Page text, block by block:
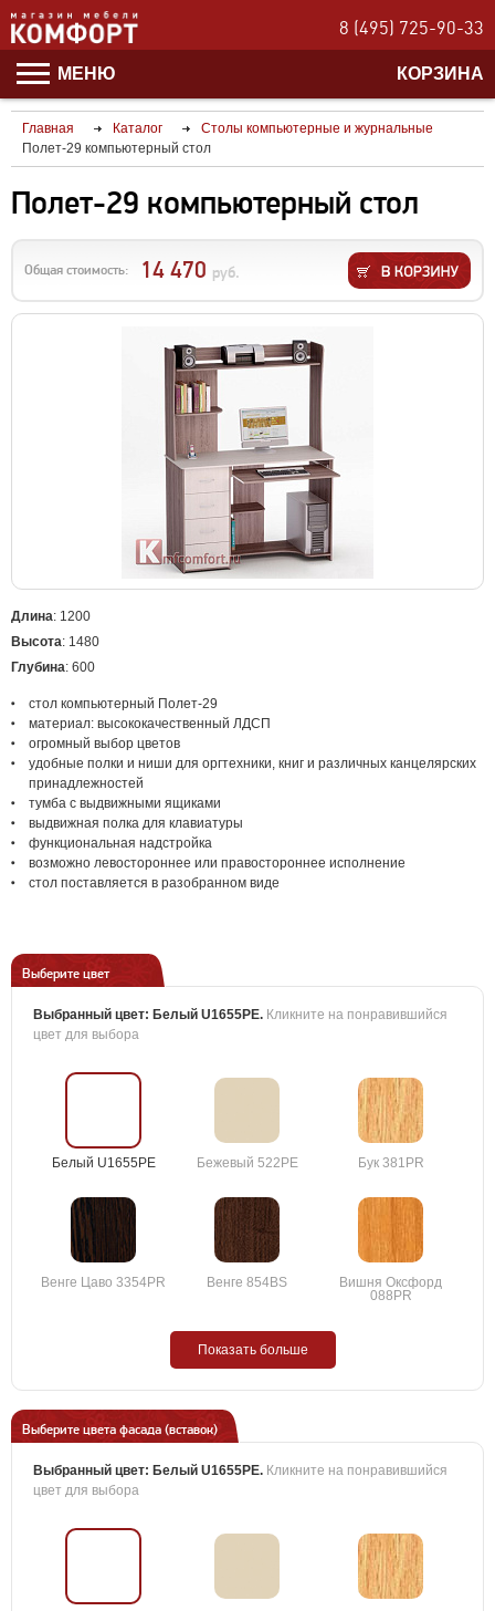
8 (495) 725-90-33
МЕНЮ КОРЗИНА
Главная Каталог
Столы компьютерные и журнальные
Полет-29 компьютерный стол
Полет-29 компьютерный стол
Общая стоимость: 14 470 руб.
Длина: 1200
Высота: 1480
Глубина: 600
стол компьютерный Полет-29
материал: высококачественный ЛДСП
огромный выбор цветов
удобные полки и ниши для оргтехники, книг и различных канцелярских
принадлежностей
тумба с выдвижными ящиками
выдвижная полка для клавиатуры
функциональная надстройка
возможно левостороннее или правостороннее исполнение
стол поставляется в разобранном виде
Выберите цвет
Выбранный цвет: Белый U1655PE. Кликните на понравившийся
цвет для выбора
Белый U1655PE Бежевый 522PE Бук 381PR
Венге Цаво 3354PR Венге 854BS
Вишня Оксфорд
088PR
Показать больше
Выберите цвета фасада (вставок)
Выбранный цвет: Белый U1655PE. Кликните на понравившийся
цвет для выбора